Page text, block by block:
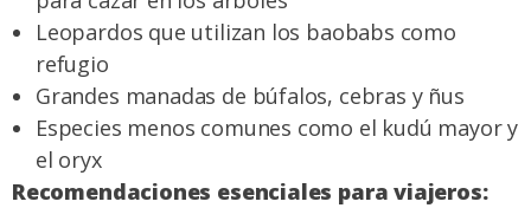
Leopardos que utilizan los baobabs como
refugio
Grandes manadas de búfalos, cebras y ñus
Especies menos comunes como el kudú mayor y
el oryx
Recomendaciones esenciales para viajeros: